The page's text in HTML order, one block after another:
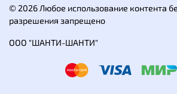
© 2026 Любое использование контента
разрешения запрещено
ООО "ШАНТИ-ШАНТИ"